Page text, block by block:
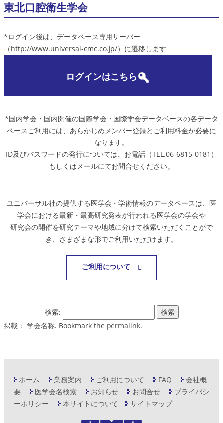
東北口腔衛生学会
*ログイン後は、データベース専用サーバー
（http://www.universal-cmc.co.jp/）に遷移します
ログインはこちら
*国内学会・国内開催の国際学会・国際学会データベースの各データ
ベースご利用には、あらかじめメンバー登録とご利用料金が必要に
なります。
ID及びパスワードの発行については、お電話（TEL.06-6815-0181）
もしくはメールにてお問合せください。
ユニバーサル社の提供する医学会・学術情報のデータベースは、医
学会における最新・最高研究発表が行われる医学会の学会や
研究会の開催を研究テーマや地域に分けて検索いただくことがで
き、さまざまな形でご利用いただけます。
ご利用について
検索:
掲載： 学会名称. Bookmark the permalink.
ホーム 業務案内 ご利用について FAQ
会社概
要
医学会名検索 お知らせ お問合せ
プライバシ
ーポリシー
本サイトについて サイトマップ